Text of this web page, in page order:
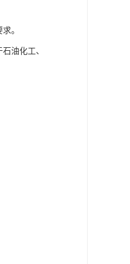
。
油化工、